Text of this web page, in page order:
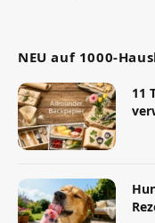
NEU auf 1000-
11